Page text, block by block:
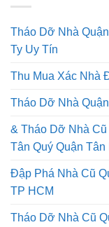
Tháo Dỡ Nhà
Ty Uy Tín
Thu Mua Xác Nhà
Tháo Dỡ Nhà
& Tháo Dỡ Nhà
Tân Quý Quận Tân
Đập Phá Nhà Cũ
TP HCM
Tháo Dỡ Nhà Cũ